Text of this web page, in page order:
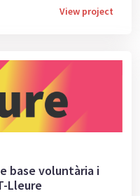
View project
base voluntària i
Lleure